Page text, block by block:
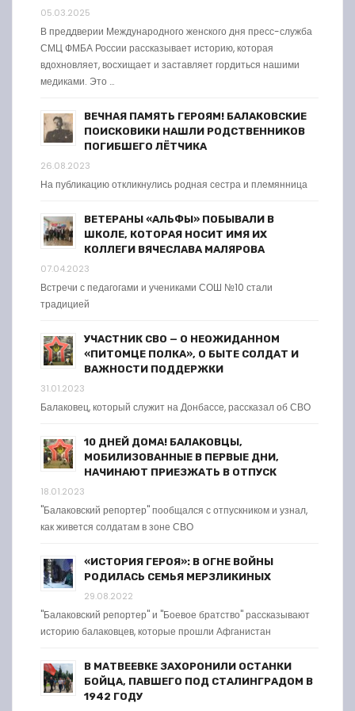
05.03.2025
В преддверии Международного женского дня пресс-служба
СМЦ ФМБА России рассказывает историю, которая
вдохновляет, восхищает и заставляет гордиться нашими
медиками. Это …
ВЕЧНАЯ ПАМЯТЬ ГЕРОЯМ! БАЛАКОВСКИЕ
ПОИСКОВИКИ НАШЛИ РОДСТВЕННИКОВ
ПОГИБШЕГО ЛЁТЧИКА
26.08.2023
На публикацию откликнулись родная сестра и племянница
ВЕТЕРАНЫ «АЛЬФЫ» ПОБЫВАЛИ В
ШКОЛЕ, КОТОРАЯ НОСИТ ИМЯ ИХ
КОЛЛЕГИ ВЯЧЕСЛАВА МАЛЯРОВА
07.04.2023
Встречи с педагогами и учениками СОШ №10 стали
традицией
УЧАСТНИК СВО — О НЕОЖИДАННОМ
«ПИТОМЦЕ ПОЛКА», О БЫТЕ СОЛДАТ И
ВАЖНОСТИ ПОДДЕРЖКИ
31.01.2023
Балаковец, который служит на Донбассе, рассказал об СВО
10 ДНЕЙ ДОМА! БАЛАКОВЦЫ,
МОБИЛИЗОВАННЫЕ В ПЕРВЫЕ ДНИ,
НАЧИНАЮТ ПРИЕЗЖАТЬ В ОТПУСК
18.01.2023
"Балаковский репортер" пообщался с отпускником и узнал,
как живется солдатам в зоне СВО
«ИСТОРИЯ ГЕРОЯ»: В ОГНЕ ВОЙНЫ
РОДИЛАСЬ СЕМЬЯ МЕРЗЛИКИНЫХ
29.08.2022
"Балаковский репортер" и "Боевое братство" рассказывают
историю балаковцев, которые прошли Афганистан
В МАТВЕЕВКЕ ЗАХОРОНИЛИ ОСТАНКИ
БОЙЦА, ПАВШЕГО ПОД СТАЛИНГРАДОМ В
1942 ГОДУ